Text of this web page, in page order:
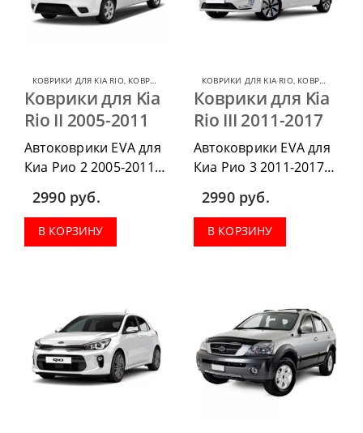
КОВРИКИ ДЛЯ KIA RIO, КОВРИКИ ДЛЯ KIA
Коврики для Kia
Rio II 2005-2011
Автоковрики EVA для
Киа Рио 2 2005-2011
комплектации:
водительский коврик,
комплект передних,
2990 руб.
В КОРЗИНУ
КОВРИКИ ДЛЯ KIA RIO, КОВРИКИ ДЛЯ KIA
Коврики для Kia
Rio III 2011-2017
Автоковрики EVA для
Киа Рио 3 2011-2017
комплектации:
водительский коврик,
комплект передних,
2990 руб.
В КОРЗИНУ